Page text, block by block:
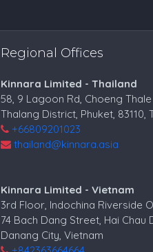
Regional Offices
Kinnara Limited - Thailand
58, 9 Lagoon Rd, Choeng Thale
Thalang District, Phuket, 83110,
+66809201023
thailand@kinnara.asia
Kinnara Limited - Vietnam
3rd Floor, Indochina Riverside
74 Bach Dang Street, Hai Chau
Danang City, Vietnam